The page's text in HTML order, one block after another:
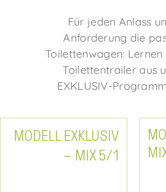
Für jeden Anlass
Anforderung die
Toilettenwagen:
Toilettentrailer aus
EXKLUSIV-
MODELL EXKLUSIV
– MIX 5/1